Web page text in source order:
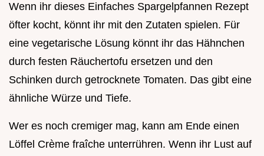
Wenn ihr dieses Einfaches Spargelpfannen Rezept
öfter kocht, könnt ihr mit den Zutaten spielen. Für
eine vegetarische Lösung könnt ihr das Hähnchen
durch festen Räuchertofu ersetzen und den
Schinken durch getrocknete Tomaten. Das gibt eine
ähnliche Würze und Tiefe.
Wer es noch cremiger mag, kann am Ende einen
Löffel Crème fraîche unterrühren. Wenn ihr Lust auf